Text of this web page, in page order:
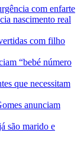
com enfarte
nascimento real
com filho
“bebé número
que necessitam
anunciam
são marido e